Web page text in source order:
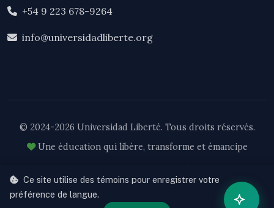
+54 9 223 678-9264
info@universidadliberte.org
© 2024-2026 Universidad Liberté. Tous droits réservés.
Une éducation qui libère, transforme et émancipe
Cooperativa de Trabajo Liberté Ltda. — Matrícula Nacional 62308
Res. RS 103-33/24
Développé parVERUMax
Ce site utilise des témoins pour enregistrer votre
préférence de langue.